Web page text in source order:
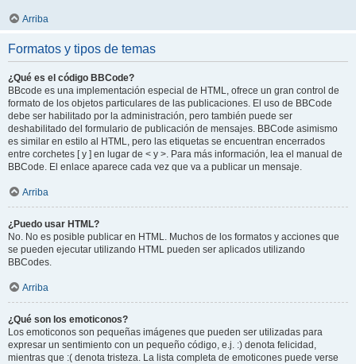
Arriba
Formatos y tipos de temas
¿Qué es el código BBCode?
BBcode es una implementación especial de HTML, ofrece un gran control de
formato de los objetos particulares de las publicaciones. El uso de BBCode
debe ser habilitado por la administración, pero también puede ser
deshabilitado del formulario de publicación de mensajes. BBCode asimismo
es similar en estilo al HTML, pero las etiquetas se encuentran encerrados
entre corchetes [ y ] en lugar de < y >. Para más información, lea el manual de
BBCode. El enlace aparece cada vez que va a publicar un mensaje.
Arriba
¿Puedo usar HTML?
No. No es posible publicar en HTML. Muchos de los formatos y acciones que
se pueden ejecutar utilizando HTML pueden ser aplicados utilizando
BBCodes.
Arriba
¿Qué son los emoticonos?
Los emoticonos son pequeñas imágenes que pueden ser utilizadas para
expresar un sentimiento con un pequeño código, e.j. :) denota felicidad,
mientras que :( denota tristeza. La lista completa de emoticones puede verse